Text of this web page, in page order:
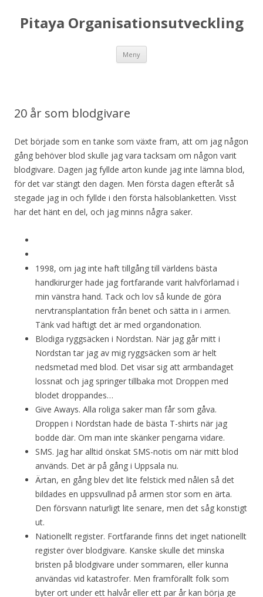
Pitaya Organisationsutveckling
Meny
20 år som blodgivare
Det började som en tanke som växte fram, att om jag någon
gång behöver blod skulle jag vara tacksam om någon varit
blodgivare. Dagen jag fyllde arton kunde jag inte lämna blod,
för det var stängt den dagen. Men första dagen efteråt så
stegade jag in och fyllde i den första hälsoblanketten. Visst
har det hänt en del, och jag minns några saker.
1998, om jag inte haft tillgång till världens bästa
handkirurger hade jag fortfarande varit halvförlamad i
min vänstra hand. Tack och lov så kunde de göra
nervtransplantation från benet och sätta in i armen.
Tänk vad häftigt det är med organdonation.
Blodiga ryggsäcken i Nordstan. När jag går mitt i
Nordstan tar jag av mig ryggsäcken som är helt
nedsmetad med blod. Det visar sig att armbandaget
lossnat och jag springer tillbaka mot Droppen med
blodet droppandes…
Give Aways. Alla roliga saker man får som gåva.
Droppen i Nordstan hade de bästa T-shirts när jag
bodde där. Om man inte skänker pengarna vidare.
SMS. Jag har alltid önskat SMS-notis om när mitt blod
används. Det är på gång i Uppsala nu.
Ärtan, en gång blev det lite felstick med nålen så det
bildades en uppsvullnad på armen stor som en ärta.
Den försvann naturligt lite senare, men det såg konstigt
ut.
Nationellt register. Fortfarande finns det inget nationellt
register över blodgivare. Kanske skulle det minska
bristen på blodgivare under sommaren, eller kunna
användas vid katastrofer. Men framförallt folk som
byter ort under ett halvår eller ett par år kan börja ge